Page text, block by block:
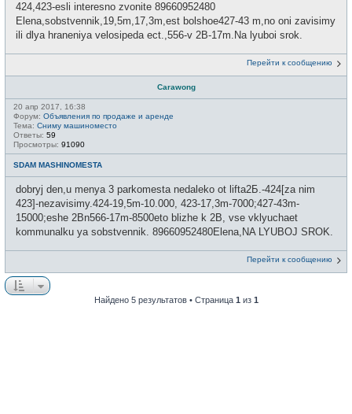
424,423-esli interesno zvonite 89660952480
Elena,sobstvennik,19,5m,17,3m,est bolshoe427-43 m,no oni zavisimy
ili dlya hraneniya velosipeda ect.,556-v 2B-17m.Na lyuboi srok.
Перейти к сообщению
Carawong
20 апр 2017, 16:38
Форум: Объявления по продаже и аренде
Тема: Сниму машиноместо
Ответы: 59
Просмотры: 91090
SDAM MASHINOMESTA
dobryj den,u menya 3 parkomesta nedaleko ot lifta2Б.-424[za nim
423]-nezavisimy.424-19,5m-10.000, 423-17,3m-7000;427-43m-
15000;eshe 2Bn566-17m-8500eto blizhe k 2B, vse vklyuchaet
kommunalku ya sobstvennik. 89660952480Elena,NA LYUBOJ SROK.
Перейти к сообщению
Найдено 5 результатов • Страница 1 из 1